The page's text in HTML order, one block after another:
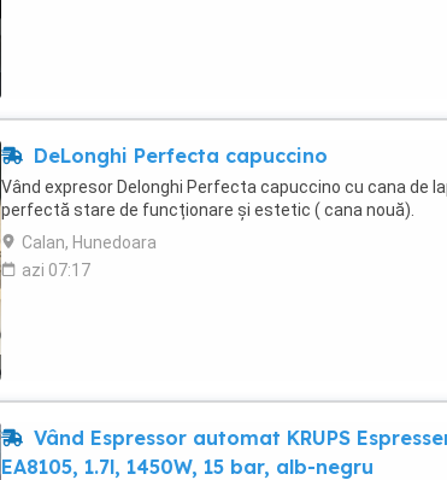
DeLonghi Perfecta capuccino
Vând expresor Delonghi Perfecta capuccino cu cana de
perfectă stare de funcționare și estetic ( cana nouă).
Calan, Hunedoara
azi 07:17
Vând Espressor automat KRUPS
EA8105, 1.7l, 1450W, 15 bar, alb-negru